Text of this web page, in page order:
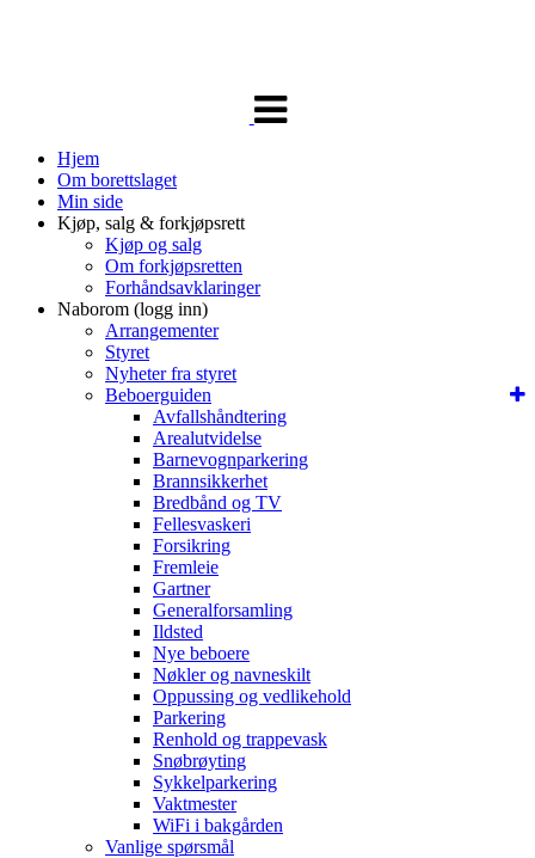
navigasjon
Hjem
Om borettslaget
Min side
Kjøp, salg & forkjøpsrett
Kjøp og salg
Om forkjøpsretten
Forhåndsavklaringer
Naborom (logg inn)
Arrangementer
Styret
Nyheter fra styret
Beboerguiden
Avfallshåndtering
Arealutvidelse
Barnevognparkering
Brannsikkerhet
Bredbånd og TV
Fellesvaskeri
Forsikring
Fremleie
Gartner
Generalforsamling
Ildsted
Nye beboere
Nøkler og navneskilt
Oppussing og vedlikehold
Parkering
Renhold og trappevask
Snøbrøyting
Sykkelparkering
Vaktmester
WiFi i bakgården
Vanlige spørsmål